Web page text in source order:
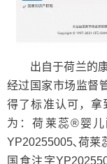
出自于荷兰的康
经过国家市场监督
得了标准认可，拿
为：荷莱蕊®婴
YP20255005､荷莱
国食注字